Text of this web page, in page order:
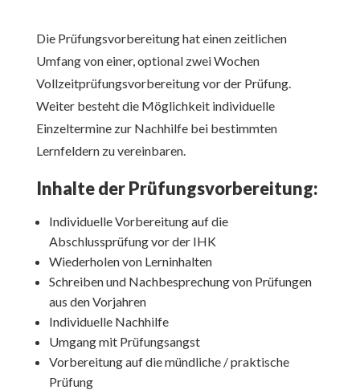
Die Prüfungsvorbereitung hat einen zeitlichen
Umfang von einer, optional zwei Wochen
Vollzeitprüfungsvorbereitung vor der Prüfung.
Weiter besteht die Möglichkeit individuelle
Einzeltermine zur Nachhilfe bei bestimmten
Lernfeldern zu vereinbaren.
Inhalte der Prüfungsvorbereitung:
Individuelle Vorbereitung auf die
Abschlussprüfung vor der IHK
Wiederholen von Lerninhalten
Schreiben und Nachbesprechung von Prüfungen
aus den Vorjahren
Individuelle Nachhilfe
Umgang mit Prüfungsangst
Vorbereitung auf die mündliche / praktische
Prüfung